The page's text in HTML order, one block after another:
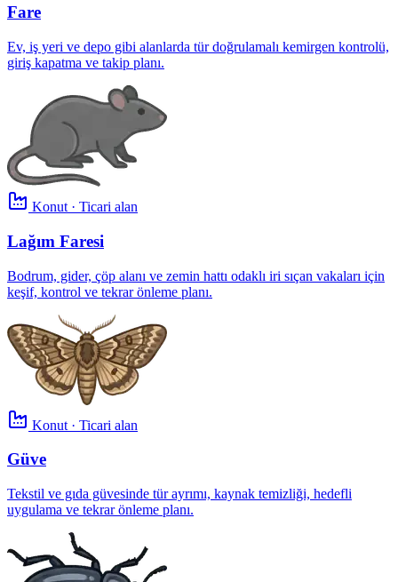
Fare
Ev, iş yeri ve depo gibi alanlarda tür doğrulamalı kemirgen kontrolü,
giriş kapatma ve takip planı.
Konut · Ticari alan
Lağım Faresi
Bodrum, gider, çöp alanı ve zemin hattı odaklı iri sıçan vakaları için
keşif, kontrol ve tekrar önleme planı.
Konut · Ticari alan
Güve
Tekstil ve gıda güvesinde tür ayrımı, kaynak temizliği, hedefli
uygulama ve tekrar önleme planı.